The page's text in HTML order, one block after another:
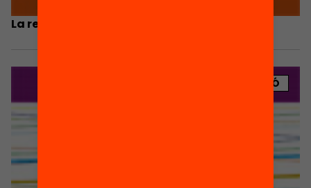
La reconversió de l’ofici d’educar
PUBLICACIÓ